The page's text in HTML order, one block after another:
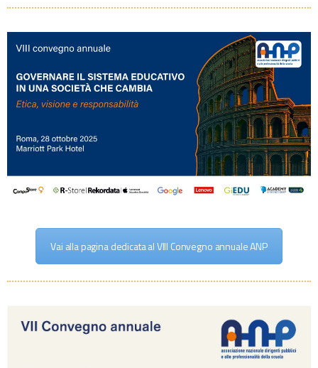
Vai alla pagina dedicata al VIII Convegno annuale ANP